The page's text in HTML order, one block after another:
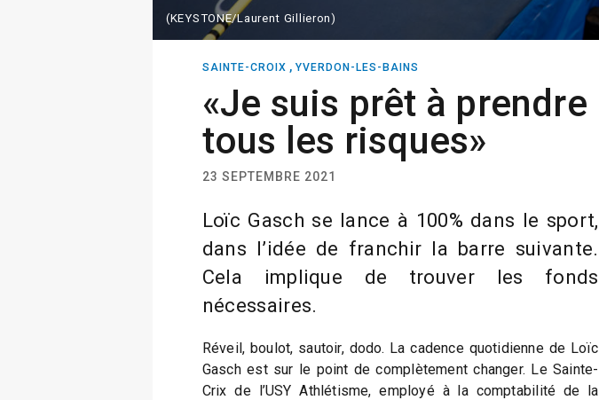
(KEYSTONE/Laurent Gillieron)
SAINTE-CROIX , YVERDON-LES-BAINS
«Je suis prêt à prendre
tous les risques»
23 SEPTEMBRE 2021
Loïc Gasch se lance à 100% dans le sport,
dans l’idée de franchir la barre suivante.
Cela implique de trouver les fonds
nécessaires.
Réveil, boulot, sautoir, dodo. La cadence quotidienne de Loïc
Gasch est sur le point de complètement changer. Le Sainte-
Crix de l’USY Athlétisme, employé à la comptabilité de la